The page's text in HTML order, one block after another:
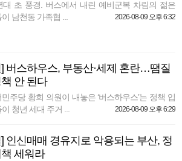
대 초 풍경. 버스에서 내린 예비군복 차림의 젊은
남천동 가족협 ...
2026-08-09 오후 6:32
버스하우스, 부동산·세제 혼란…땜질
안 된다
주당 황희 의원이 내놓은 ‘버스하우스’는 정책 입
청년 세대 주거 ...
2026-08-09 오후 6:29
인신매매 경유지로 악용되는 부산, 정
세워라